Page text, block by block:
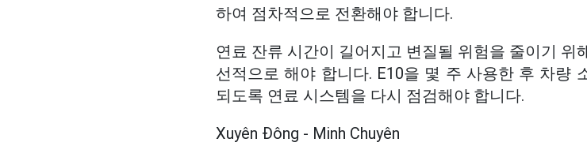
하여 점차적으로 전환해야 합니다.
연료 잔류 시간이 길어지고 변질될 위험을 줄이기 위
선적으로 해야 합니다. E10을 몇 주 사용한 후 차량
되도록 연료 시스템을 다시 점검해야 합니다.
Xuyên Đông - Minh Chuyên